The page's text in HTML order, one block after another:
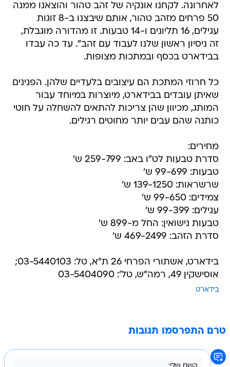
לאחרונה. לקחנו אונקיה של זהב טהור והוצאנו ממנה
50 פרחים מזהב טהור, אותם שיבצנו ב-8 זוגות
עגילים, 16 תליונים ו-14 טבעות. זו מהדורה מוגבלת,
זה ניסיון ראשון שלנו לעבוד עם זהב". עד כה עבדו
בבידארט בכסף ובמתכות מצופות.
כל חרוזי המתכת הם עיצובים בלעדיים שלהן. הפנינים
שאיתן עובדים בבידארט, מיוצרות במיוחד עבור
המותג, מכיוון שהן צריכות להתאים להשחלה על חוטי
כותנה שהם עבים יותר מחוטים רגילים.
מחירים:
סדרת טבעות לט"ו באב: 259-799 ש'
טבעות: 99-699 ש'
שרשראות: 139-1250 ש'
צמידים: 99-650 ש'
עגילים: 99-399 ש'
טבעות נישואין: החל מ-899 ש'
סדרת הזהב: 469-2499 ש'
בידארט, אשתורי הפרחי 26 ת"א, טל: 03-5440103;
אוסישקין 49, רמה"ש, טל': 03-5404090
בידארט
טרם התפרסמו תגובות